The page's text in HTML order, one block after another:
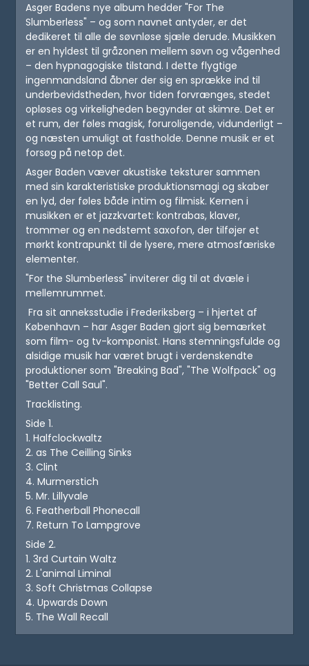
Asger Badens nye album hedder "For The
Slumberless" – og som navnet antyder, er det
dedikeret til alle de søvnløse sjæle derude. Musikken
er en hyldest til gråzonen mellem søvn og vågenhed
– den hypnagogiske tilstand. I dette flygtige
ingenmandsland åbner der sig en sprække ind til
underbevidstheden, hvor tiden forvrænges, stedet
opløses og virkeligheden begynder at skimre. Det er
et rum, der føles magisk, foruroligende, vidunderligt –
og næsten umuligt at fastholde. Denne musik er et
forsøg på netop det.
Asger Baden væver akustiske teksturer sammen
med sin karakteristiske produktionsmagi og skaber
en lyd, der føles både intim og filmisk. Kernen i
musikken er et jazzkvartet: kontrabas, klaver,
trommer og en nedstemt saxofon, der tilføjer et
mørkt kontrapunkt til de lysere, mere atmosfæriske
elementer.
"For the Slumberless" inviterer dig til at dvæle i
mellemrummet.
Fra sit anneksstudie i Frederiksberg – i hjertet af
København – har Asger Baden gjort sig bemærket
som film- og tv-komponist. Hans stemningsfulde og
alsidige musik har været brugt i verdenskendte
produktioner som "Breaking Bad", "The Wolfpack" og
"Better Call Saul".
Tracklisting.
Side 1.
1. Halfclockwaltz
2. as The Ceilling Sinks
3. Clint
4. Murmerstich
5. Mr. Lillyvale
6. Featherball Phonecall
7. Return To Lampgrove
Side 2.
1. 3rd Curtain Waltz
2. L'animal Liminal
3. Soft Christmas Collapse
4. Upwards Down
5. The Wall Recall